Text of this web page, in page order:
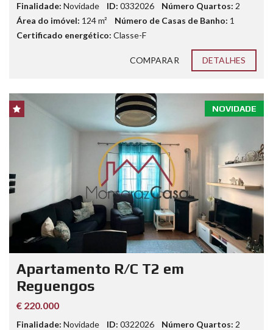
Finalidade: Novidade ID: 0332026 Número Quartos: 2
Área do imóvel: 124m² Número de Casas de Banho: 1
Certificado energético: Classe-F
COMPARAR DETALHES
NOVIDADE
Apartamento R/C T2 em
Reguengos
€ 220.000
Finalidade: Novidade ID: 0322026 Número Quartos: 2